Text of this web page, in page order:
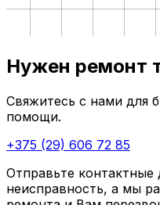
Нужен ремонт
Свяжитесь с нами для
помощи.
+375 (29) 606 72 85
Отправьте
неисправность, а мы